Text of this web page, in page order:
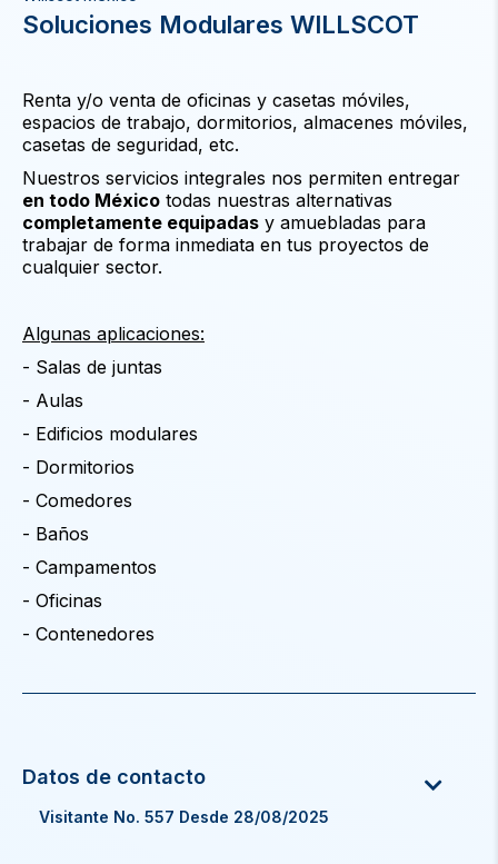
Soluciones Modulares WILLSCOT
Renta y/o venta de oficinas y casetas móviles,
espacios de trabajo, dormitorios, almacenes móviles,
casetas de seguridad, etc.
Nuestros servicios integrales nos permiten entregar
en todo México todas nuestras alternativas
completamente equipadas y amuebladas para
trabajar de forma inmediata en tus proyectos de
cualquier sector.
Algunas aplicaciones:
- Salas de juntas
- Aulas
- Edificios modulares
- Dormitorios
- Comedores
- Baños
- Campamentos
- Oficinas
- Contenedores
Visitante No. 557 Desde 28/08/2025